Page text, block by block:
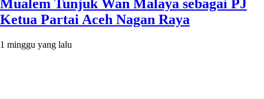
Mualem Tunjuk Wan Malaya sebagai PJ
Ketua Partai Aceh Nagan Raya
1 minggu yang lalu